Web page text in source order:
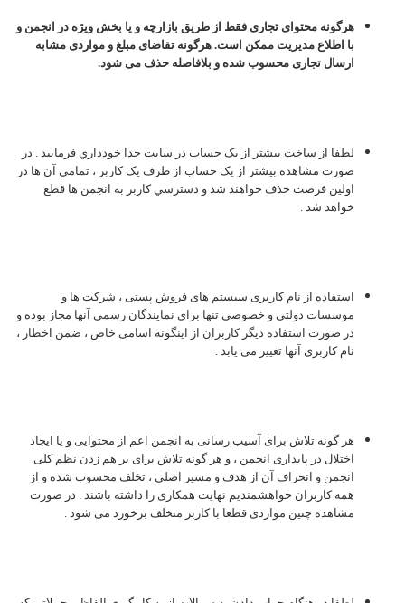
هرگونه محتوای تجاری فقط از طریق بازارچه و یا بخش ویژه در انجمن و
با اطلاع مدیریت ممکن است. هرگونه تقاضای مبلغ و مواردی مشابه
ارسال تجاری محسوب شده و بلافاصله حذف می شود.
لطفا از ساخت بيشتر از يک حساب در سايت جدا خودداري فرماييد . در
صورت مشاهده بيشتر از يک حساب از طرف يک کاربر ، تمامي آن ها در
اولين فرصت حذف خواهند شد و دسترسي کاربر به انجمن ها قطع
خواهد شد .
استفاده از نام کاربری سیستم های فروش پستی ، شرکت ها و
موسسات دولتی و خصوصی تنها برای نمایندگان رسمی آنها مجاز بوده و
در صورت استفاده دیگر کاربران از اینگونه اسامی خاص ، ضمن اخطار ،
نام کاربری آنها تغییر می یابد .
هر گونه تلاش برای آسیب رسانی به انجمن اعم از محتوایی و یا ایجاد
اختلال در پایداری انجمن ، و هر گونه تلاش برای بر هم زدن نظم کلی
انجمن و انحراف آن از هدف و مسیر اصلی ، تخلف محسوب شده و از
همه کاربران خواهشمندیم نهایت همکاری را داشته باشند . در صورت
مشاهده چنین مواردی قطعا با کاربر متخلف برخورد می شود .